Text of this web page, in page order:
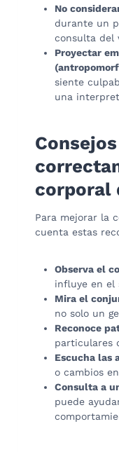
No
durante un
consulta del
Proyectar
siente
una
corporal
Para mejorar la
cuenta estas
Observa el
influye en el
Mira el
no solo un
Reconoce
particulares
Escucha las
o cambios
Consulta a
puede